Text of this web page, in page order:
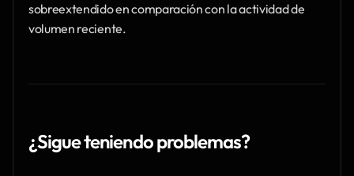
sobreextendido en comparación con la actividad de
volumen reciente.
¿Sigue teniendo problemas?